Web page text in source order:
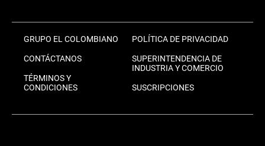
GRUPO EL COLOMBIANO
CONTÁCTANOS
TÉRMINOS Y
CONDICIONES
POLÍTICA DE PRIVACIDAD
SUPERINTENDENCIA DE
INDUSTRIA Y COMERCIO
SUSCRIPCIONES